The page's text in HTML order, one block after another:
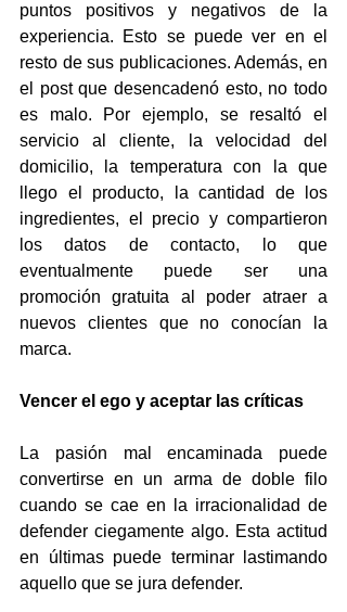
puntos positivos y negativos de la
experiencia. Esto se puede ver en el
resto de sus publicaciones. Además, en
el post que desencadenó esto, no todo
es malo. Por ejemplo, se resaltó el
servicio al cliente, la velocidad del
domicilio, la temperatura con la que
llego el producto, la cantidad de los
ingredientes, el precio y compartieron
los datos de contacto, lo que
eventualmente puede ser una
promoción gratuita al poder atraer a
nuevos clientes que no conocían la
marca.
Vencer el ego y aceptar las críticas
La pasión mal encaminada puede
convertirse en un arma de doble filo
cuando se cae en la irracionalidad de
defender ciegamente algo. Esta actitud
en últimas puede terminar lastimando
aquello que se jura defender.